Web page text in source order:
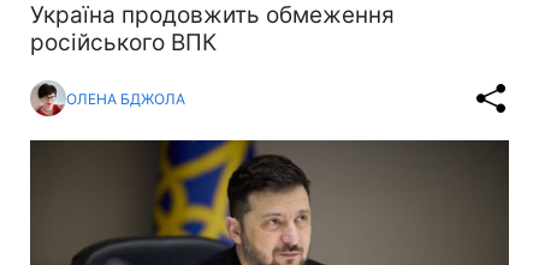
Україна продовжить обмеження
російського ВПК
ОЛЕНА БДЖОЛА